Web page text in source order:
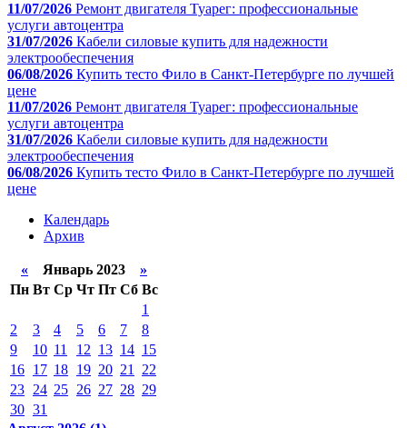
11/07/2026 Ремонт двигателя Туарег: профессиональные
услуги автоцентра
31/07/2026 Кабели силовые купить для надежности
электрообеспечения
06/08/2026 Купить тесто Фило в Санкт-Петербурге по лучшей
цене
11/07/2026 Ремонт двигателя Туарег: профессиональные
услуги автоцентра
31/07/2026 Кабели силовые купить для надежности
электрообеспечения
06/08/2026 Купить тесто Фило в Санкт-Петербурге по лучшей
цене
Календарь
Архив
« Январь 2023 »
Пн Вт Ср Чт Пт Сб Вс
1
2
3 4 5 6 7
8
9
10 11 12 13 14 15
16 17 18 19 20 21
22
23 24 25 26 27 28 29
30 31